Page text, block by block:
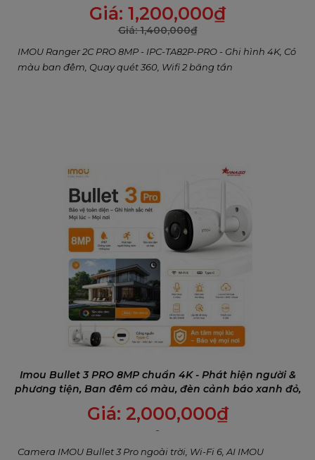
"chính xác".
Tùy chỉnh ma trận thuật toán của bạn với Algo
Play
Bạn có thể chọn và tải xuống các thuật toán² mà bạn
muốn thông qua Algo Play để tạo ra sản phẩm IMOU
chính xác là những gì bạn cần, và các thuật toán sẽ được
cập nhật và nâng cấp liên tục để cải thiện trải nghiệm của
Giá: 1,200,000₫
Giá:1,400,000₫
IMOU Ranger 2C PRO 8MP - IPC-TA82P-PRO - Ghi hình 4K, Có
màu ban đêm, Quay quét 360, Wifi 2 băng tần
Imou Bullet 3 PRO 8MP chuẩn 4K - Phát hiện người &
phương tiện, Ban đêm có màu, đèn cảnh báo xanh đỏ,
Giá: 2,000,000₫
Camera IMOU Bullet 3 Pro ngoài trời, Wi-Fi 6, AI IMOU